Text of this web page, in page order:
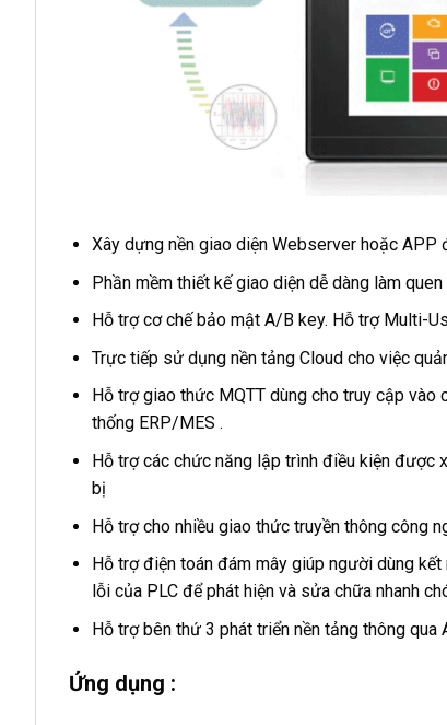
Xây dựng nền giao diện Webserver hoặc
Phần mềm thiết kế giao diện dễ dàng làm
Hỗ trợ cơ chế bảo mật A/B key. Hỗ trợ Multi-
Trực tiếp sử dụng nền tảng Cloud cho việc
Hỗ trợ giao thức MQTT dùng cho truy cập
thống ERP/MES .
Hỗ trợ các chức năng lập trình điều kiện
bị
Hỗ trợ cho nhiều giao thức truyền thông công
Hỗ trợ điện toán đám mây giúp người dùng
lỗi của PLC để phát hiện và sửa chữa nhanh
Hỗ trợ bên thứ 3 phát triển nền tảng thông
Ứng dụng :